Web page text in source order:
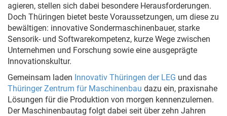
agieren, stellen sich dabei besondere Herausforderungen.
Doch Thüringen bietet beste Voraussetzungen, um diese zu
bewältigen: innovative Sondermaschinenbauer, starke
Sensorik- und Softwarekompetenz, kurze Wege zwischen
Unternehmen und Forschung sowie eine ausgeprägte
Innovationskultur.
Gemeinsam laden Innovativ Thüringen der LEG und das
Thüringer Zentrum für Maschinenbau dazu ein, praxisnahe
Lösungen für die Produktion von morgen kennenzulernen.
Der Maschinenbautag folgt dabei seit über zehn Jahren